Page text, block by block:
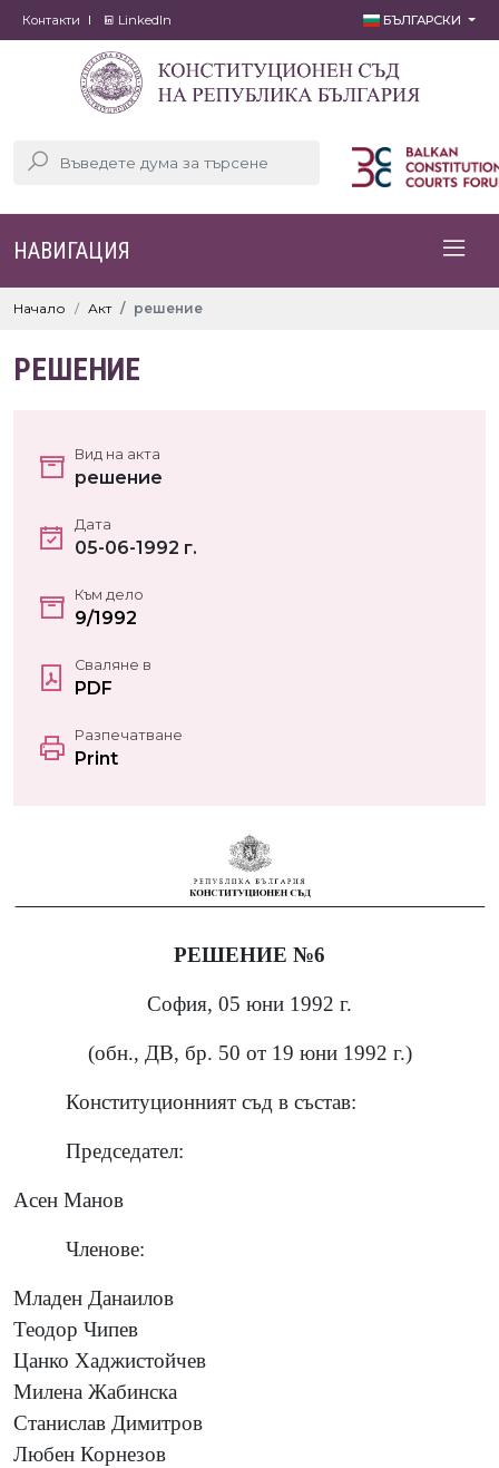
Контакти LinkedIn БЪЛГАРСКИ
НАВИГАЦИЯ
Начало Акт решение
РЕШЕНИЕ
Вид на акта
решение
Дата
05-06-1992 г.
Към дело
9/1992
Сваляне в
PDF
Разпечатване
Print
РЕШЕНИЕ №6
София, 05 юни 1992 г.
(обн., ДВ, бр. 50 от 19 юни 1992 г.)
Конституционният съд в състав:
Председател:
Асен Манов
Членове:
Младен Данаилов
Теодор Чипев
Цанко Хаджистойчев
Милена Жабинска
Станислав Димитров
Любен Корнезов